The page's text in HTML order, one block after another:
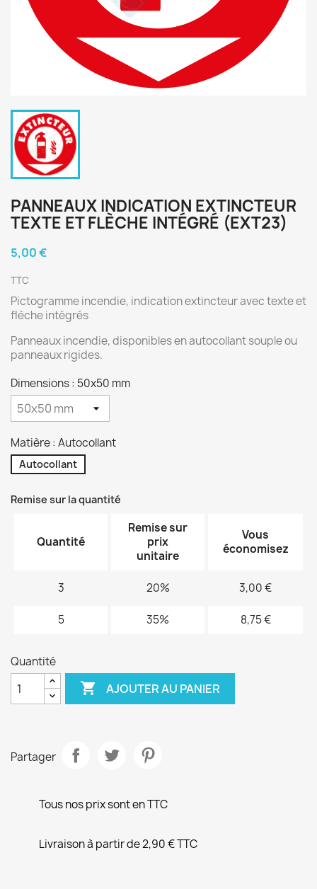
PANNEAUX INDICATION EXTINCTEUR
TEXTE ET FLÈCHE INTÉGRÉ (EXT23)
5,00 €
TTC
Pictogramme incendie, indication extincteur avec texte et
flèche intégrés
Panneaux incendie, disponibles en autocollant souple ou
panneaux rigides.
Dimensions : 50x50 mm
Matière : Autocollant
Autocollant
Remise sur la quantité
Quantité
Remise sur
prix
unitaire
Vous
économisez
3 20% 3,00 €
5 35% 8,75 €
Quantité
 AJOUTER AU PANIER
Partager
Tous nos prix sont en TTC
Livraison à partir de 2,90 € TTC